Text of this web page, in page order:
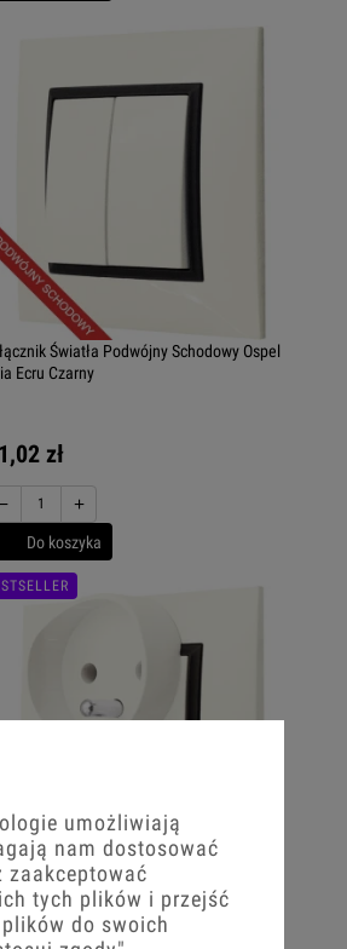
Światła Podwójny Schodowy Ospel
Ecru Czarny
zł
+
Do koszyka
Podwójne Z Uziemieniem Ospel Aria
Ecru Czarny
umożliwiają
nam dostosować
zaakceptować
tych plików i przejść
do swoich